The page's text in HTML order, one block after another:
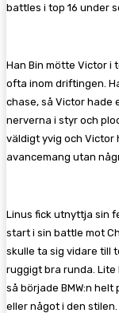
battles i top 16 under
Han Bin mötte Victor i
ofta inom driftingen.
chase, så Victor hade
nerverna i styr och
väldigt yvig och Victor
avancemang utan
Linus fick utnyttja sin
start i sin battle mot
skulle ta sig vidare till
ruggigt bra runda.
så började BMW:n
eller något i den